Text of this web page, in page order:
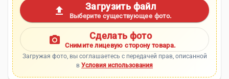
upload Загрузить файл
Выберите существующее фото.
photo_camera Сделать фото
Снимите лицевую сторону товара.
Загружая фото, вы соглашаетесь с передачей прав, описанной
в Условия использования